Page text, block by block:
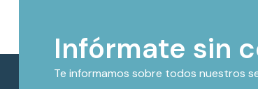
Infórmate sin
Te informamos sobre todos nuestros